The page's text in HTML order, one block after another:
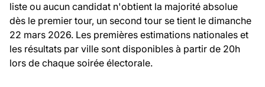
liste ou aucun candidat n'obtient la majorité absolue
dès le premier tour, un second tour se tient le dimanche
22 mars 2026. Les premières estimations nationales et
les résultats par ville sont disponibles à partir de 20h
lors de chaque soirée électorale.